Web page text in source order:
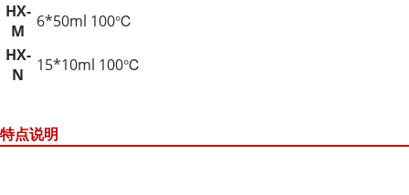
HX-
M
6*50ml 100℃
HX-
N
15*10ml 100℃
特点说明